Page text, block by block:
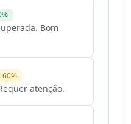
Bom
60%
atenção.